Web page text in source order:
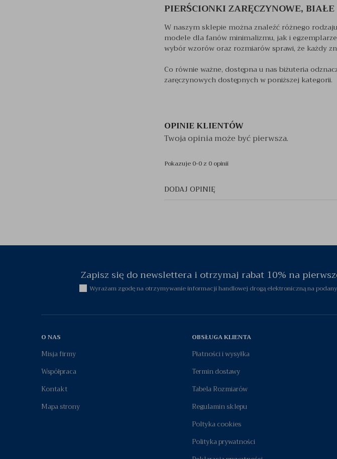
PIERŚCIONKI ZARĘCZYNOWE,
W naszym sklepie można znaleźć różnego
modele dla fanów minimalizmu, jak i
wybór wzorów oraz rozmiarów sprawi, że każdy
Co równie ważne, dostępna u nas biżuteria
zaręczynowych dostępnych w poniższej kategorii.
OPINIE KLIENTÓW
Twoja opinia może być pierwsza.
Pokazuje 0-0 z 0 opinii
DODAJ OPINIĘ
Zapisz się do newslettera i otrzymaj rabat 10% na
Wyrażam zgodę na otrzymywanie informacji handlowej drogą elektroniczną na
O NAS
Misja firmy
Współpraca
Kontakt
Mapa strony
OBSŁUGA KLIENTA
Płatności i wysyłka
Termin dostawy
Tabela Rozmiarów
Regulamin sklepu
Poltyka cookies
Polityka prywatności